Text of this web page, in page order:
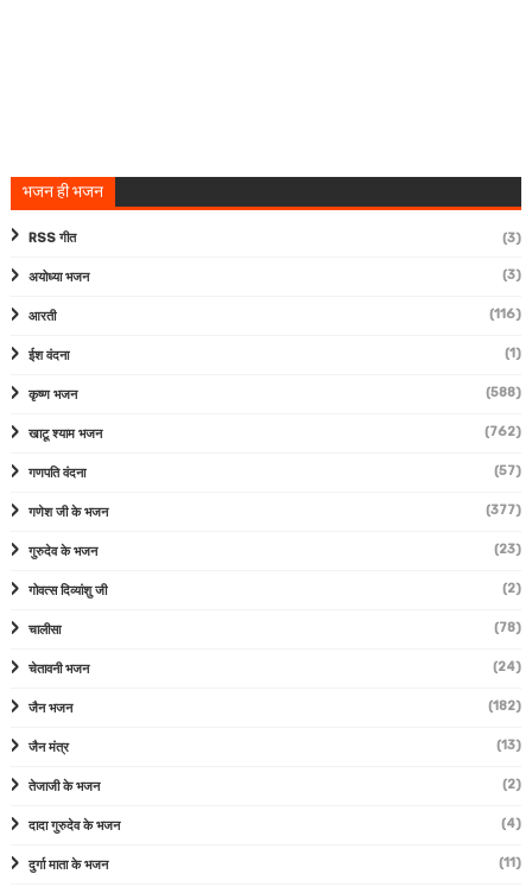
भजन ही भजन
RSS गीत (3)
अयोध्या भजन (3)
आरती (116)
ईश वंदना (1)
कृष्ण भजन (588)
खाटू श्याम भजन (762)
गणपति वंदना (57)
गणेश जी के भजन (377)
गुरुदेव के भजन (23)
गोवत्स दिव्यांशु जी (2)
चालीसा (78)
चेतावनी भजन (24)
जैन भजन (182)
जैन मंत्र (13)
तेजाजी के भजन (2)
दादा गुरुदेव के भजन (4)
दुर्गा माता के भजन (11)